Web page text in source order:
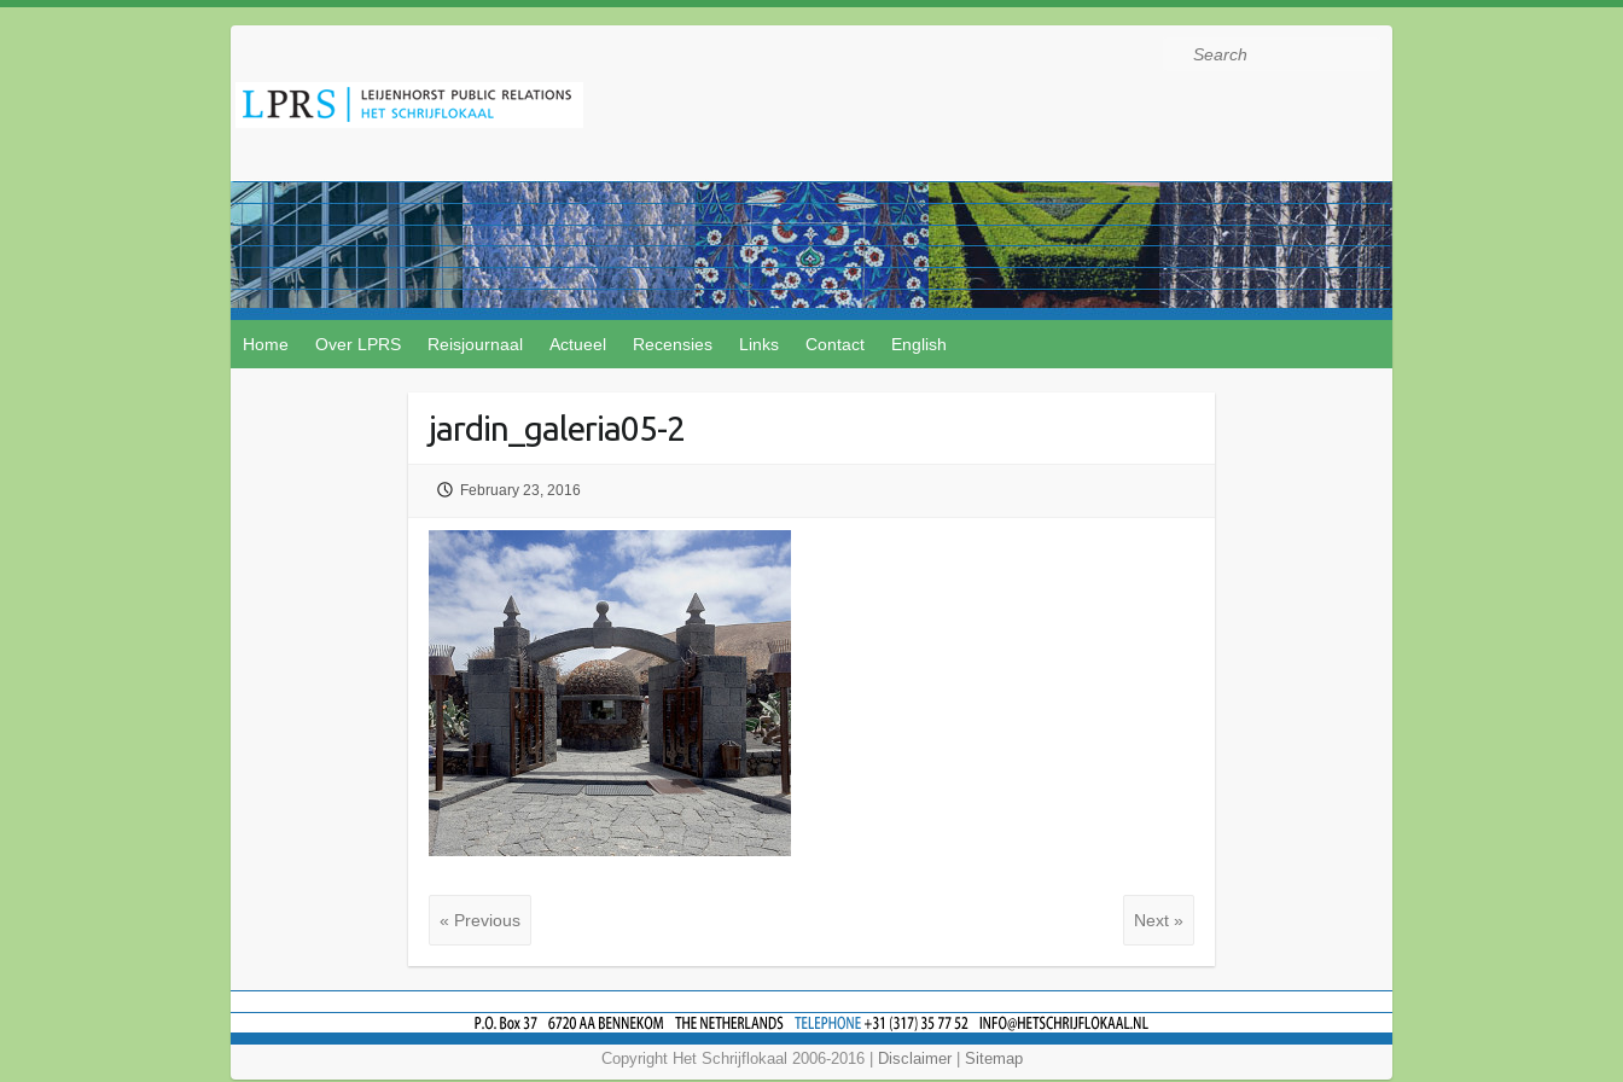
Search
Home Over LPRS Reisjournaal Actueel Recensies Links Contact English
jardin_galeria05-2
February 23, 2016
« Previous Next »
Copyright Het Schrijflokaal 2006-2016 | Disclaimer| Sitemap